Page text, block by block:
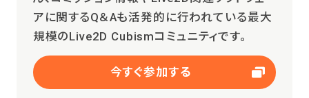
アに関するQ＆Aも活発的に行われている最大
規模のLive2D Cubismコミュニティです。
今すぐ参加する